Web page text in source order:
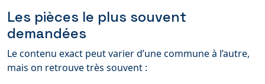
Les pièces le plus souvent
demandées
Le contenu exact peut varier d’une commune à l’autre,
mais on retrouve très souvent :